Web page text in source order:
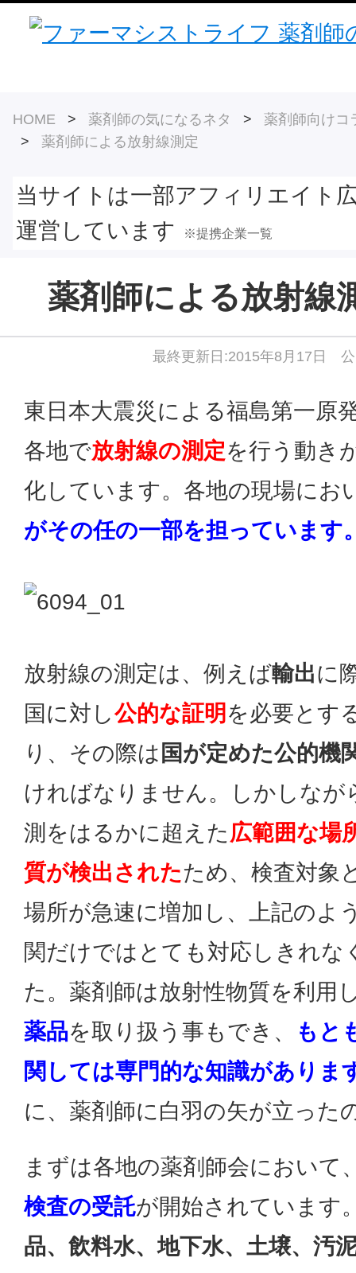
HOME > 薬剤師の気になるネタ > 薬剤師向けコ
> 薬剤師による放射線測定
当サイトは一部アフィリエイト
運営しています
※提携企業一覧
薬剤師による放射線
最終更新日:2015年8月17日
東日本大震災による福島第一原
各地で放射線の測定を行う動き
化しています。各地の現場にお
がその任の一部を担っています
放射線の測定は、例えば輸出に
国に対し公的な証明 を必要とす
り、その際は 国が定めた公的機
ければなりません。しかしなが
測をはるかに超えた広範囲な場
質が検出されたため、検査対象
場所が急速に増加し、上記のよ
関だけではとても対応しきれな
た。薬剤師は放射性物質を利用
薬品を取り扱う事もでき、
もと
関しては専門的な知識がありま
に、薬剤師に白羽の矢が立った
まずは各地の薬剤師会において
検査の受託が開始されています
品、飲料水、地下水、土壌、汚